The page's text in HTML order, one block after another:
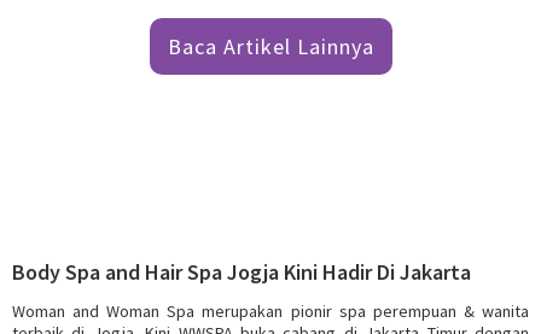
Baca Artikel Lainnya
Woman and Woman Spa merupakan pionir spa perempuan & wanita
Body Spa and Hair Spa Jogja Kini Hadir Di Jakarta